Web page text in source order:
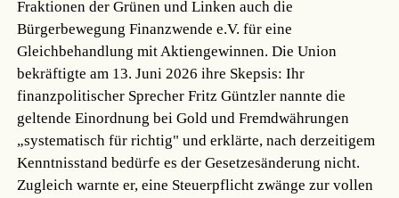
Fraktionen der Grünen und Linken auch die
Bürgerbewegung Finanzwende e.V. für eine
Gleichbehandlung mit Aktiengewinnen. Die Union
bekräftigte am 13. Juni 2026 ihre Skepsis: Ihr
finanzpolitischer Sprecher Fritz Güntzler nannte die
geltende Einordnung bei Gold und Fremdwährungen
„systematisch für richtig" und erklärte, nach derzeitigem
Kenntnisstand bedürfe es der Gesetzesänderung nicht.
Zugleich warnte er, eine Steuerpflicht zwänge zur vollen